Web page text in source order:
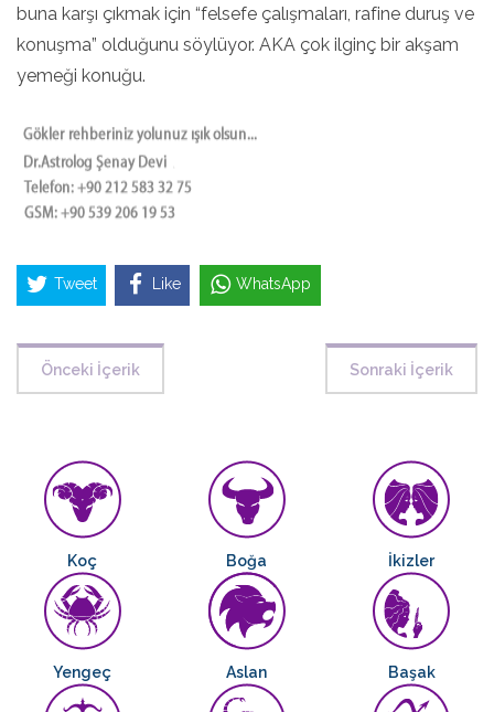
buna karşı çıkmak için “felsefe çalışmaları, rafine duruş ve
konuşma” olduğunu söylüyor. AKA çok ilginç bir akşam
yemeği konuğu.
Tweet Like WhatsApp
Önceki İçerik Sonraki İçerik
Koç Boğa İkizler
Yengeç Aslan Başak